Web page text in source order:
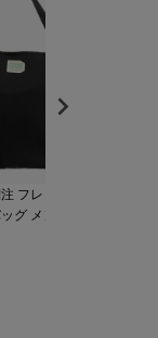
フレドリックパッ
グ メンズ レディー
NAUGHTIAM